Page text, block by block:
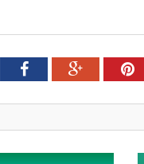
FacebookGoogle+